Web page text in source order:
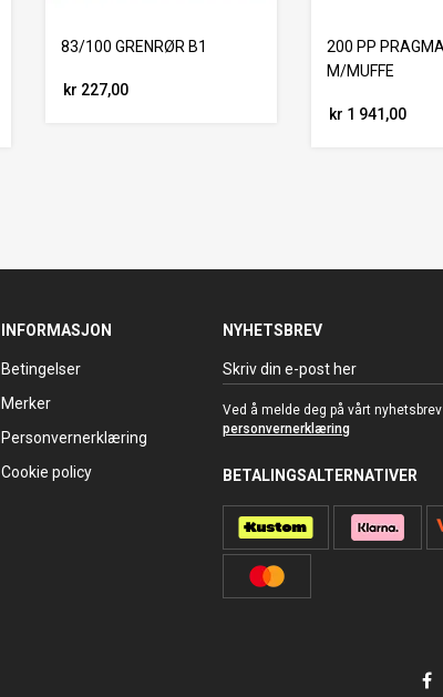
83/100 GRENRØR B1
kr 227,00
200 PP
M/MUFFE
kr 1 941,00
INFORMASJON
Betingelser
Merker
Personvernerklæring
Cookie policy
NYHETSBREV
Ved å melde deg på vårt
personvernerklæring
BETALINGSALTERNATIVER